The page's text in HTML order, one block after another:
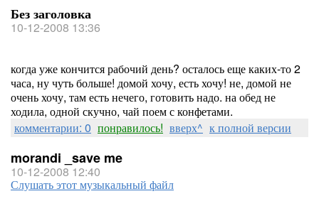
Без заголовка
10-12-2008 13:36
когда уже кончится рабочий день? осталось еще каких-то 2
часа, ну чуть больше! домой хочу, есть хочу! не, домой не
очень хочу, там есть нечего, готовить надо. на обед не
ходила, одной скучно, чай поем с конфетами.
комментарии: 0 понравилось! вверх^ к полной версии
morandi _save me
10-12-2008 12:40
Слушать этот музыкальный файл